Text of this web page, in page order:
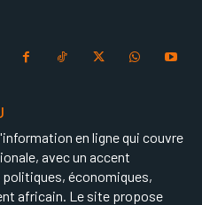
en ligne qui couvre
avec un accent
économiques,
africain. Le site propose